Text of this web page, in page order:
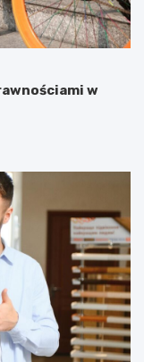
w